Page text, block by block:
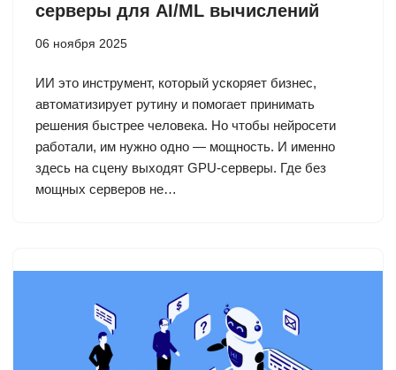
серверы для AI/ML вычислений
06 ноября 2025
ИИ это инструмент, который ускоряет бизнес,
автоматизирует рутину и помогает принимать
решения быстрее человека. Но чтобы нейросети
работали, им нужно одно — мощность. И именно
здесь на сцену выходят GPU-серверы. Где без
мощных серверов не…